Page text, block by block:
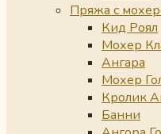
Пряжа с
Кид Роял
Мохер
Ангара
Мохер
Кролик
Банни